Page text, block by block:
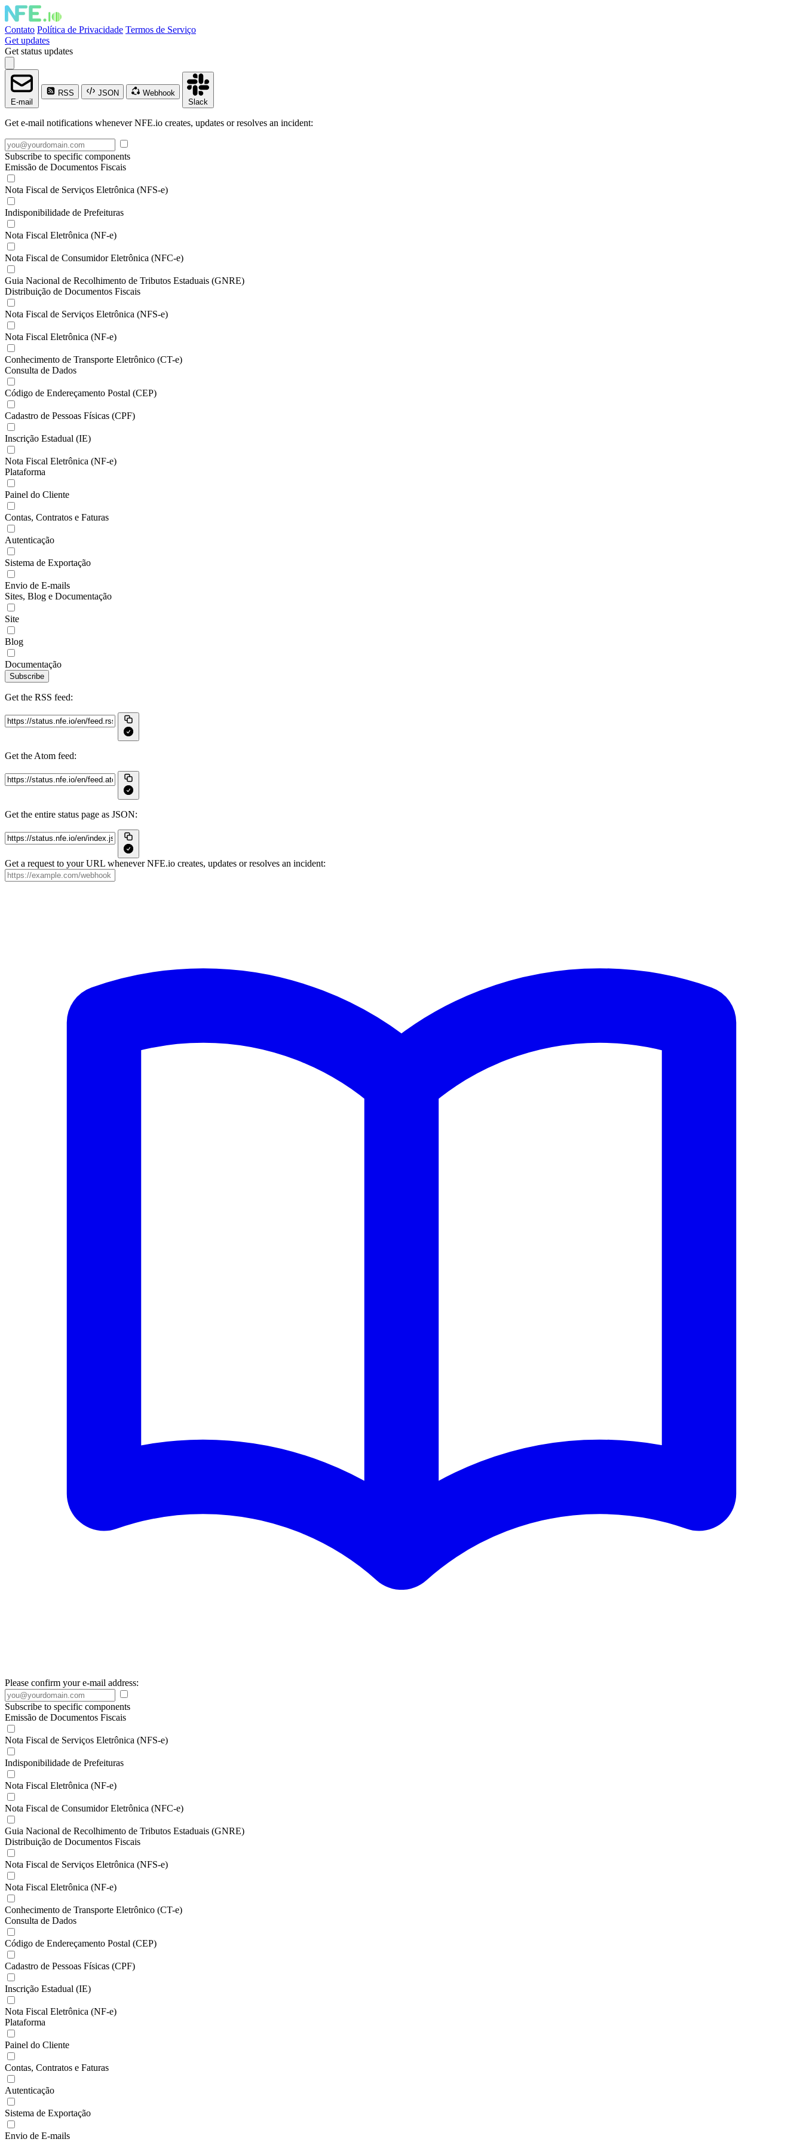
Contato Política de Privacidade Termos de Serviço
Get updates
Get status updates
E-mail
RSS JSON
Webhook
Slack
Get e-mail notifications whenever NFE.io creates, updates or resolves an incident:
Subscribe to specific components
Emissão de Documentos Fiscais
Nota Fiscal de Serviços Eletrônica (NFS-e)
Indisponibilidade de Prefeituras
Nota Fiscal Eletrônica (NF-e)
Nota Fiscal de Consumidor Eletrônica (NFC-e)
Guia Nacional de Recolhimento de Tributos Estaduais (GNRE)
Distribuição de Documentos Fiscais
Nota Fiscal de Serviços Eletrônica (NFS-e)
Nota Fiscal Eletrônica (NF-e)
Conhecimento de Transporte Eletrônico (CT-e)
Consulta de Dados
Código de Endereçamento Postal (CEP)
Cadastro de Pessoas Físicas (CPF)
Inscrição Estadual (IE)
Nota Fiscal Eletrônica (NF-e)
Plataforma
Painel do Cliente
Contas, Contratos e Faturas
Autenticação
Sistema de Exportação
Envio de E-mails
Sites, Blog e Documentação
Site
Blog
Documentação
Subscribe
Get the RSS feed:
Get the Atom feed:
Get the entire status page as JSON:
Get a request to your URL whenever NFE.io creates, updates or resolves an incident:
Please confirm your e-mail address:
Subscribe to specific components
Emissão de Documentos Fiscais
Nota Fiscal de Serviços Eletrônica (NFS-e)
Indisponibilidade de Prefeituras
Nota Fiscal Eletrônica (NF-e)
Nota Fiscal de Consumidor Eletrônica (NFC-e)
Guia Nacional de Recolhimento de Tributos Estaduais (GNRE)
Distribuição de Documentos Fiscais
Nota Fiscal de Serviços Eletrônica (NFS-e)
Nota Fiscal Eletrônica (NF-e)
Conhecimento de Transporte Eletrônico (CT-e)
Consulta de Dados
Código de Endereçamento Postal (CEP)
Cadastro de Pessoas Físicas (CPF)
Inscrição Estadual (IE)
Nota Fiscal Eletrônica (NF-e)
Plataforma
Painel do Cliente
Contas, Contratos e Faturas
Autenticação
Sistema de Exportação
Envio de E-mails